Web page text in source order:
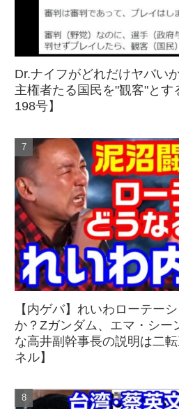
Dr.ナイフがどれだけヤバい
主権者たる国民を"観客"とす
198号】
【内ゲバ】れいわローテー
か？Zガンダム、エマ・シー
な高井副幹事長の説明は二
ネル】